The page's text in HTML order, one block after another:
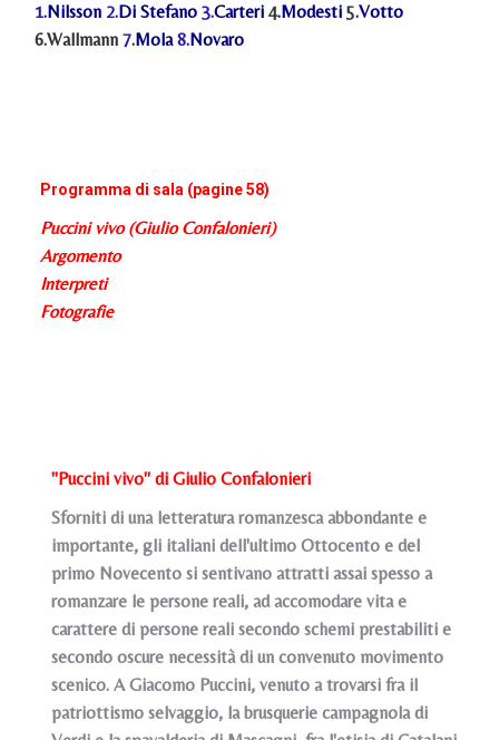
1.Nilsson 2.Di Stefano 3.Carteri 4.Modesti 5.Votto
6.Wallmann 7.Mola8.Novaro
Programma di sala (pagine 58)
Puccini vivo (Giulio Confalonieri)
Argomento
Interpreti
Fotografie
"Puccini vivo" di Giulio Confalonieri
Sforniti di una letteratura romanzesca abbondante e
importante, gli italiani dell'ultimo Ottocento e del
primo Novecento si sentivano attratti assai spesso a
romanzare le persone reali, ad accomodare vita e
carattere di persone reali secondo schemi prestabiliti e
secondo oscure necessità di un convenuto movimento
scenico. A Giacomo Puccini, venuto a trovarsi fra il
patriottismo selvaggio, la brusquerie campagnola di